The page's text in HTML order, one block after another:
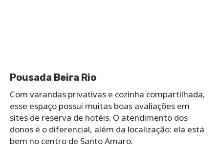
Pousada Beira Rio
Com varandas privativas e cozinha compartilhada,
esse espaço possui muitas boas avaliações em
sites de reserva de hotéis. O atendimento dos
donos é o diferencial, além da localização: ela está
bem no centro de Santo Amaro.